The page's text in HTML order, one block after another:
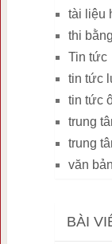
tài liệu
thi
Tin tức
tin tức
tin tức
trung
trung
văn
BÀI